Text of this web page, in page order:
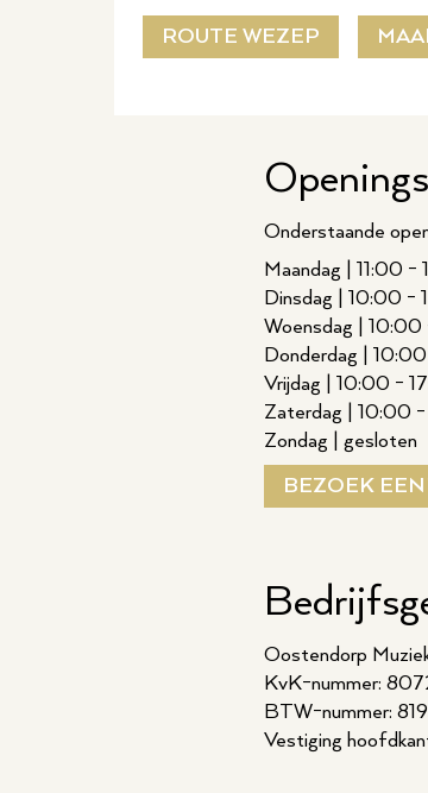
ROUTE WEZEP
Onderstaande
Maandag | 11:00 -
Dinsdag | 10:00 -
Woensdag | 10:00
Donderdag |
Vrijdag | 10:00 -
Zaterdag | 10:00
Zondag | gesloten
BEZOEK
Oostendorp
KvK-nummer:
BTW-nummer:
Vestiging